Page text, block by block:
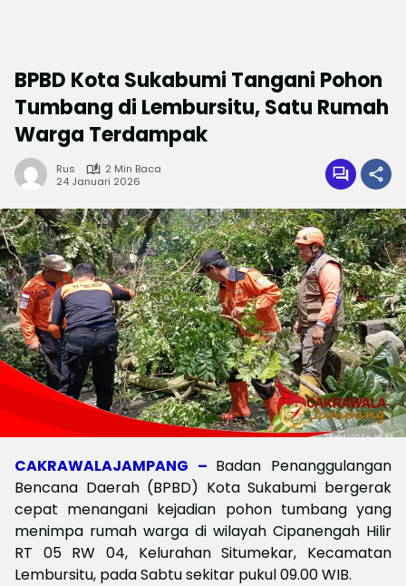
BPBD Kota Sukabumi Tangani Pohon
Tumbang di Lembursitu, Satu Rumah
Warga Terdampak
Rus
2 Min Baca
24 Januari 2026
CAKRAWALAJAMPANG – Badan Penanggulangan
Bencana Daerah (BPBD) Kota Sukabumi bergerak
cepat menangani kejadian pohon tumbang yang
menimpa rumah warga di wilayah Cipanengah Hilir
RT 05 RW 04, Kelurahan Situmekar, Kecamatan
Lembursitu, pada Sabtu sekitar pukul 09.00 WIB.